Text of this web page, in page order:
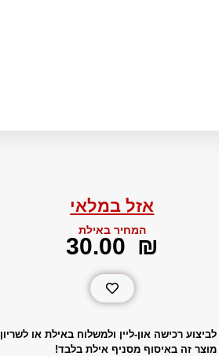
אזל במלאי
המחיר באילת
‎30.00 ₪
לביצוע רכישה און-ליין ולמשלוח באילת או לשריון
מוצר זה באיסוף מסניף אילת בלבד!